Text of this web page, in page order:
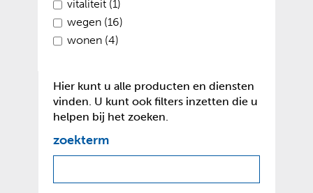
vitaliteit (1)
wegen (16)
wonen (4)
Hier kunt u alle producten en diensten
vinden. U kunt ook filters inzetten die u
helpen bij het zoeken.
Z
o
e
Zoeken
binnen
index
zoekterm